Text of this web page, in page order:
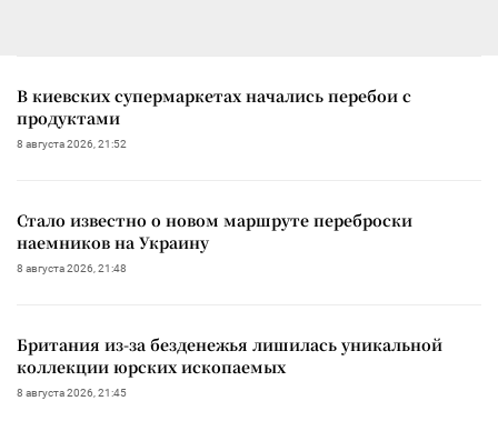
В киевских супермаркетах начались перебои с
продуктами
8 августа 2026, 21:52
Стало известно о новом маршруте переброски
наемников на Украину
8 августа 2026, 21:48
Британия из-за безденежья лишилась уникальной
коллекции юрских ископаемых
8 августа 2026, 21:45